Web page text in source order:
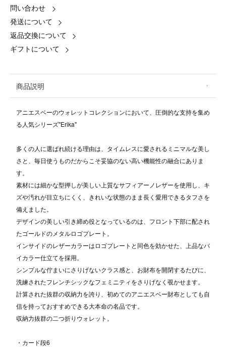
問い合わせ
発送について
返品交換について
ギフトについて
商品説明
アニエスベーのウォレットコレクションにおいて、圧倒的な支持を集め
る人気シリーズ"Erika"
多くの人に選ばれ続ける理由は、タイムレスに愛されるミニマルな美し
さと、毎日使うものだからこそ妥協のない高い機能性の融合にありま
す。
素材には細かな型押しが美しい上質なサフィアーノレザーを使用し、キ
ズや汚れが目立ちにくく、きれいな状態のまま長く愛用できるタフさを
備えました。
デザインの美しい引き締め役となっているのは、フロント下部に配され
たゴールドのメタルロゴプレート。
インサイドのレザーカラーはロゴプレートと同色を効かせた、上品なバ
イカラー仕立てを採用。
シンプルな佇まいにさりげないクラス感と、お財布を開閉するたびに、
洗練されたフレンチシックなフェミニティをさりげなく覗かせます。
計算された抜群の収納力を誇り、初めてのアニエスベー財布としても自
信を持っておすすめできる大本命の名品です。
収納力抜群の二つ折りウォレット。
・カード段6